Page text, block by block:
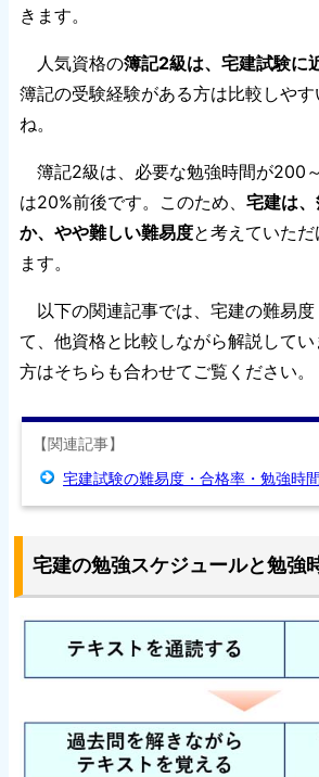
きます。
人気資格の簿記2級は、宅建試験に
簿記の受験経験がある方は比較しや
ね。
簿記2級は、必要な勉強時間が200
は20%前後です。このため、 宅建は
か、やや難しい難易度と考えていた
ます。
以下の関連記事では、宅建の難易度
て、他資格と比較しながら解説して
方はそちらも合わせてご覧ください。
【関連記事】
宅建試験の難易度・合格率・勉強時間
宅建の勉強スケジュールと勉強